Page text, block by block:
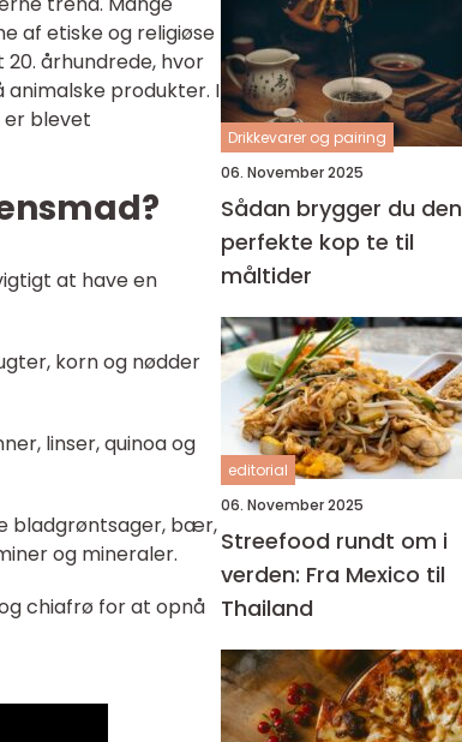
af etiske og religiøse
århundrede, hvor
produkter. I
blevet
at have en
korn og nødder
linser, quinoa og
bladgrøntsager, bær,
og mineraler.
chiafrø for at opnå
Drikkevarer og pairing
06. November 2025
Sådan brygger du den
perfekte kop te til
måltider
editorial
06. November 2025
Streefood rundt om i
verden: Fra Mexico til
Thailand